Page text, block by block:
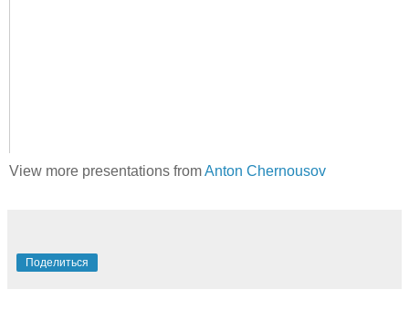
View more presentations fromAnton Chernousov
Поделиться